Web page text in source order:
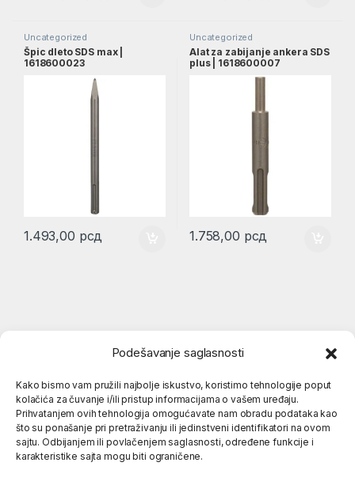
Podešavanje saglasnosti
Kako bismo vam pružili najbolje iskustvo, koristimo tehnologije poput
kolačića za čuvanje i/ili pristup informacijama o vašem uređaju.
Prihvatanjem ovih tehnologija omogućavate nam obradu podataka kao
što su ponašanje pri pretraživanju ili jedinstveni identifikatori na ovom
sajtu. Odbijanjem ili povlačenjem saglasnosti, određene funkcije i
karakteristike sajta mogu biti ograničene.
Uncategorized
Špic dleto SDS max |
1618600023
1.493,00 рсд
Uncategorized
Alat za zabijanje ankera SDS
plus | 1618600007
1.758,00 рсд
Popularne kategorije
O nama